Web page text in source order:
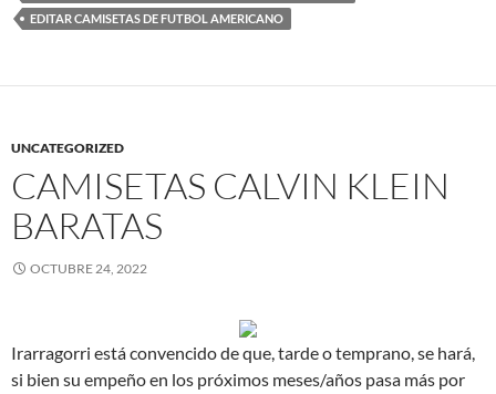
EDITAR CAMISETAS DE FUTBOL AMERICANO
UNCATEGORIZED
CAMISETAS CALVIN KLEIN
BARATAS
OCTUBRE 24, 2022
Irarragorri está convencido de que, tarde o temprano, se hará,
si bien su empeño en los próximos meses/años pasa más por